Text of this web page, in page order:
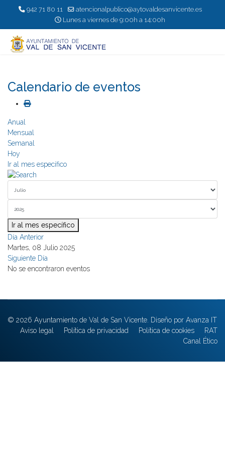
942 71 80 11
atencionalpublico@aytovaldesanvicente.es
Lunes a viernes de 9:00h a 14:00h
Calendario de eventos
Anual
Mensual
Semanal
Hoy
Ir al mes específico
Ir al mes específico
Día Anterior
Martes, 08 Julio 2025
Siguiente Día
No se encontraron eventos
© 2026 Ayuntamiento de Val de San Vicente. Diseño por Avanza IT
Aviso legal
Política de privacidad Política de cookies
RAT
Canal Ético